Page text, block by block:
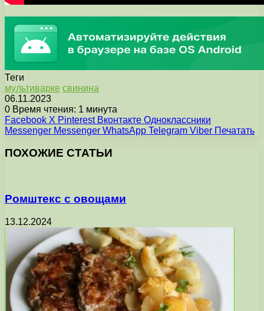
Теги
мультиварке свинина
06.11.2023
0 Время чтения: 1 минута
Facebook X Pinterest Вконтакте Одноклассники
Messenger Messenger WhatsApp Telegram Viber Печатать
ПОХОЖИЕ СТАТЬИ
Ромштекс с овощами
13.12.2024